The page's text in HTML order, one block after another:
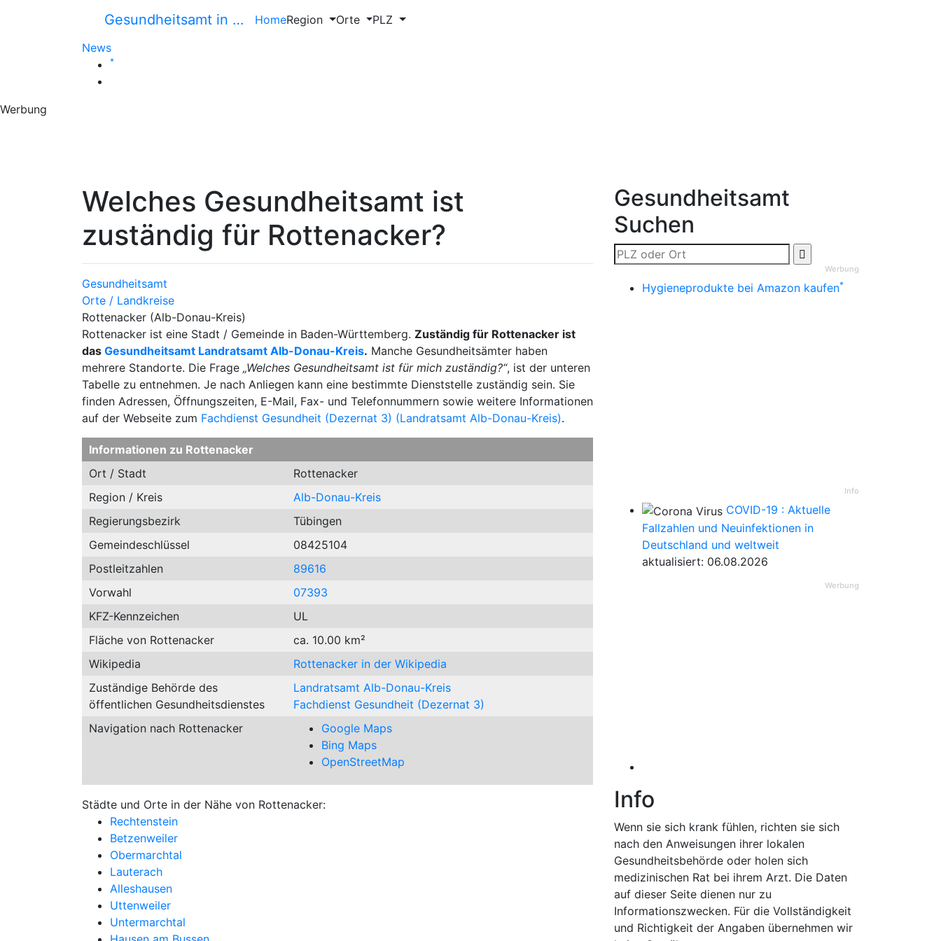
Gesundheitsamt in … HomeRegion Orte
PLZ
News
*
Werbung
Welches Gesundheitsamt ist
zuständig für Rottenacker?
Gesundheitsamt
Orte / Landkreise
Rottenacker (Alb-Donau-Kreis)
Rottenacker ist eine Stadt / Gemeinde in Baden-Württemberg. Zuständig für Rottenacker ist
das Gesundheitsamt Landratsamt Alb-Donau-Kreis. Manche Gesundheitsämter haben
mehrere Standorte. Die Frage „Welches Gesundheitsamt ist für mich zuständig?“, ist der unteren
Tabelle zu entnehmen. Je nach Anliegen kann eine bestimmte Dienststelle zuständig sein. Sie
finden Adressen, Öffnungszeiten, E-Mail, Fax- und Telefonnummern sowie weitere Informationen
auf der Webseite zum Fachdienst Gesundheit (Dezernat 3) (Landratsamt Alb-Donau-Kreis).
Informationen zu Rottenacker
Ort / Stadt
Rottenacker
Region / Kreis
Alb-Donau-Kreis
Regierungsbezirk
Tübingen
Gemeindeschlüssel
08425104
Postleitzahlen
89616
Vorwahl
07393
KFZ-Kennzeichen
UL
Fläche von Rottenacker
ca. 10.00 km²
Wikipedia
Rottenacker in der Wikipedia
Zuständige Behörde des
öffentlichen Gesundheitsdienstes
Landratsamt Alb-Donau-Kreis
Fachdienst Gesundheit (Dezernat 3)
Navigation nach Rottenacker
Google Maps
Bing Maps
OpenStreetMap
Städte und Orte in der Nähe von Rottenacker:
Rechtenstein
Betzenweiler
Obermarchtal
Lauterach
Alleshausen
Uttenweiler
Untermarchtal
Gesundheitsamt
Suchen
Werbung
Hygieneprodukte bei Amazon kaufen*
Info
COVID-19 : Aktuelle
Fallzahlen und Neuinfektionen in
Deutschland und weltweit
aktualisiert: 06.08.2026
Werbung
Info
Wenn sie sich krank fühlen, richten sie sich
nach den Anweisungen ihrer lokalen
Gesundheitsbehörde oder holen sich
medizinischen Rat bei ihrem Arzt. Die Daten
auf dieser Seite dienen nur zu
Informationszwecken. Für die Vollständigkeit
und Richtigkeit der Angaben übernehmen wir